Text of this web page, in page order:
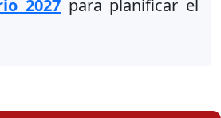
2027 para planificar el